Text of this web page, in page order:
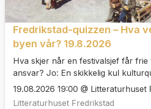
Fredrikstad-quizzen – Hva
byen vår? 19.8.2026
Hva skjer når en festivalsjef får
ansvar? Jo: En skikkelig kul
19.08.2026 19:00 @ Litteraturhuset
Litteraturhuset Fredrikstad